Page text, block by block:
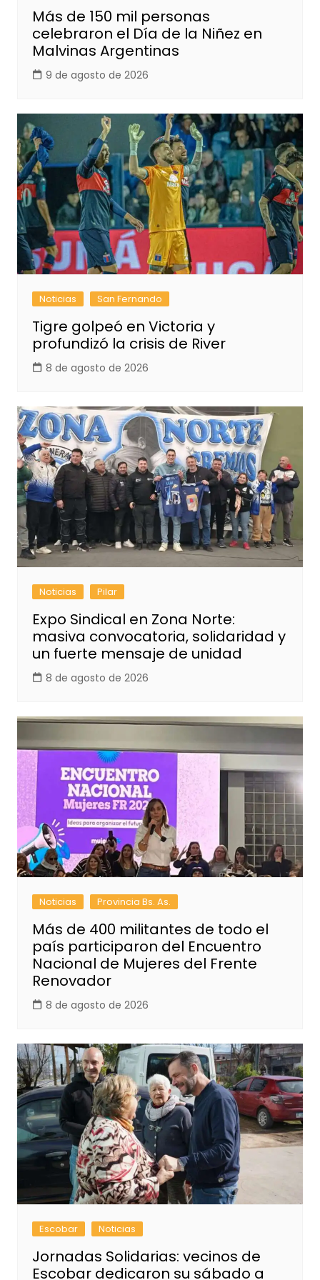
Más de 150 mil personas
celebraron el Día de la Niñez en
Malvinas Argentinas
9 de agosto de 2026
Noticias San Fernando
Tigre golpeó en Victoria y
profundizó la crisis de River
8 de agosto de 2026
Noticias Pilar
Expo Sindical en Zona Norte:
masiva convocatoria, solidaridad y
un fuerte mensaje de unidad
8 de agosto de 2026
Noticias Provincia Bs. As.
Más de 400 militantes de todo el
país participaron del Encuentro
Nacional de Mujeres del Frente
Renovador
8 de agosto de 2026
Escobar Noticias
Jornadas Solidarias: vecinos de
Escobar dedicaron su sábado a